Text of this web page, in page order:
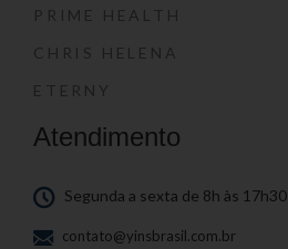
PRIME HEALTH
CHRIS HELENA
ETERNY
Atendimento
Segunda a sexta de 8h às 17h30
contato@yinsbrasil.com.br